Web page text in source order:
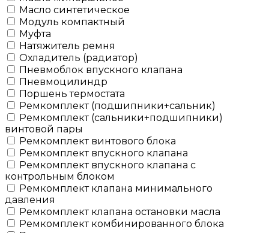
Масло синтетическое
Модуль компактный
Муфта
Натяжитель ремня
Охладитель (радиатор)
Пневмоблок впускного клапана
Пневмоцилиндр
Поршень термостата
Ремкомплект (подшипники+сальник)
Ремкомплект (сальники+подшипники)
винтовой пары
Ремкомплект винтового блока
Ремкомплект впускного клапана
Ремкомплект впускного клапана с
контрольным блоком
Ремкомплект клапана минимального
давления
Ремкомплект клапана остановки масла
Ремкомплект комбинированного блока